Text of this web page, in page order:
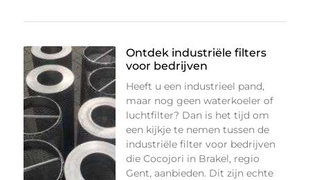
Ontdek industriële filters
voor bedrijven
Heeft u een industrieel pand,
maar nog geen waterkoeler of
luchtfilter? Dan is het tijd om
een kijkje te nemen tussen de
industriële filter voor bedrijven
die Cocojori in Brakel, regio
Gent, aanbieden. Dit zijn echte